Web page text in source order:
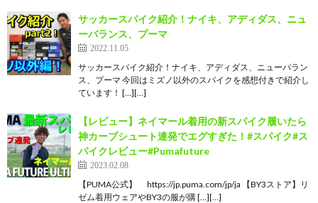
サッカースパイク紹介！ナイキ、アディダス、ニュ
ーバランス、プーマ
2022.11.05
サッカースパイク紹介！ナイキ、アディダス、ニューバラン
ス、プーマ 今回はミズノ以外のスパイクを感想付きで紹介し
ています！ […][…]
【レビュー】ネイマール着用の新スパイク履いたら
神カーブシュート連発でエグすぎた！#スパイク#ス
パイクレビュー#Pumafuture
2023.02.08
【PUMA公式】 https://jp.puma.com/jp/ja 【BY3ストア】リ
ゼム着用ウェアやBY3の服が購 […][…]